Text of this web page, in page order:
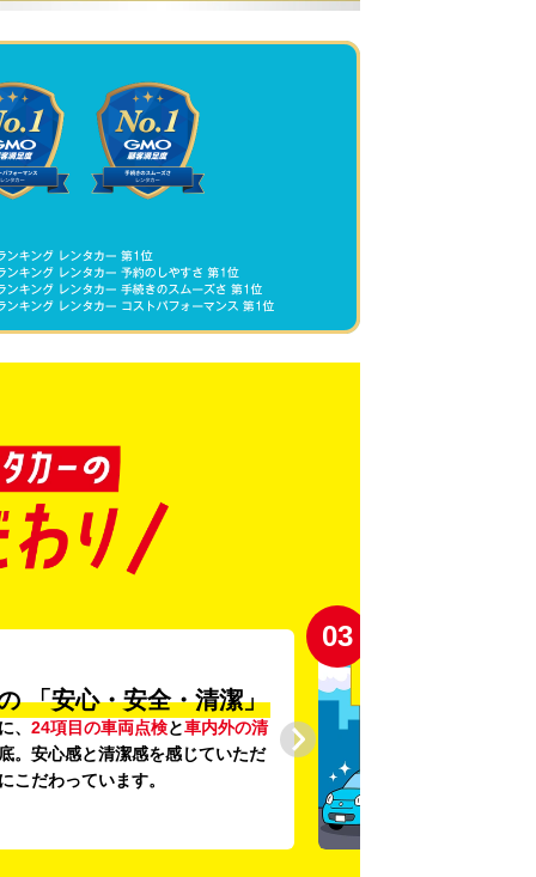
「安心・安全・清潔」
、 24項目の車両点検と車内外の清
。安心感と清潔感を感じていただ
こだわっています。
03